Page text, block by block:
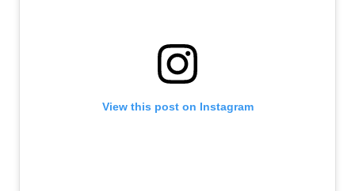
View this post on Instagram